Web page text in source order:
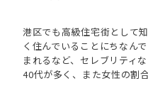
港区でも高級住宅街として
く住んでいることにちなん
まれるなど、セレブリティ
40代が多く、また女性の割